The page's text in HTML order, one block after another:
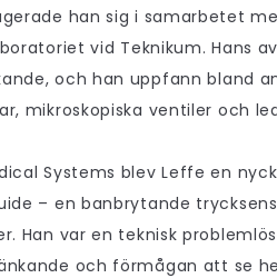
han sig i samarbetet
vid Teknikum. Hans
och han uppfann bland
mikroskopiska ventiler och
Systems blev Leffe en
– en banbrytande
Han var en teknisk
och förmågan att se